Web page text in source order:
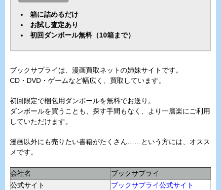
箱に詰めるだけ
お試し査定あり
初回ダンボール無料（10箱まで）
ブックサプライは、漫画買取ネットの姉妹サイトです。
CD・DVD・ゲームなど幅広く、買取しています。
初回限定で梱包用ダンボールを無料でお送り。
ダンボールを買うことも、探す手間もなく、より一層楽にご利用
していただけます。
漫画以外にも売りたい書籍がたくさん……という方には、オスス
メです。
会社名
ブックサプライ
公式サイト
ブックサプライ公式サイト